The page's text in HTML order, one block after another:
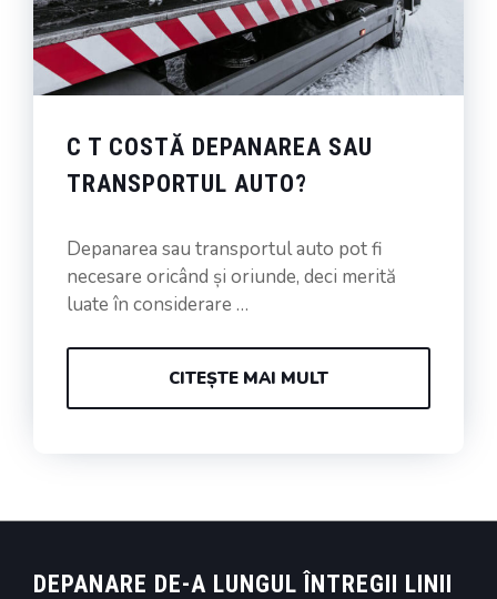
C T COSTĂ DEPANAREA SAU
TRANSPORTUL AUTO?
Depanarea sau transportul auto pot fi
necesare oricând și oriunde, deci merită
luate în considerare …
CITEȘTE MAI MULT
DEPANARE DE-A LUNGUL ÎNTREGII LINII